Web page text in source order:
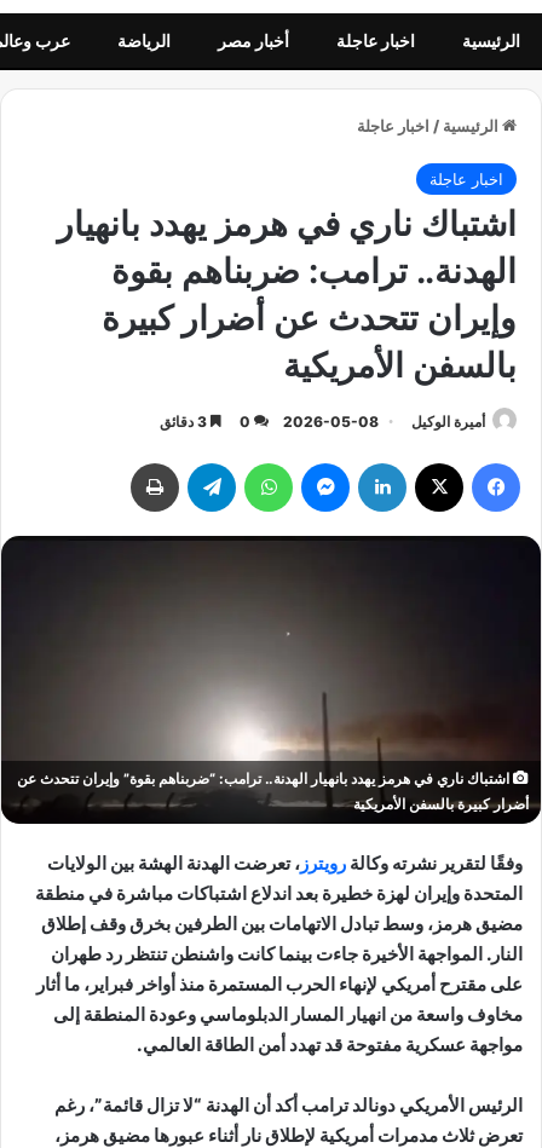
الرئيسية اخبار عاجلة أخبار مصر الرياضة عرب
الرئيسية / اخبار عاجلة
اخبار عاجلة
اشتباك ناري في هرمز يهدد بانهيار
الهدنة.. ترامب: ضربناهم بقوة
وإيران تتحدث عن أضرار كبيرة
بالسفن الأمريكية
أميرة الوكيل 2026-05-08
0
اشتباك ناري في هرمز يهدد بانهيار الهدنة.. ترامب: “ضربناهم بقوة” وإيران تتحدث عن
أضرار كبيرة بالسفن الأمريكية
وفقًا لتقرير نشرته وكالة رويترز ، تعرضت الهدنة الهشة بين الولايات
المتحدة وإيران لهزة خطيرة بعد اندلاع اشتباكات مباشرة في منطقة
مضيق هرمز، وسط تبادل الاتهامات بين الطرفين بخرق وقف إطلاق
النار. المواجهة الأخيرة جاءت بينما كانت واشنطن تنتظر رد طهران
على مقترح أمريكي لإنهاء الحرب المستمرة منذ أواخر فبراير، ما أثار
مخاوف واسعة من انهيار المسار الدبلوماسي وعودة المنطقة إلى
مواجهة عسكرية مفتوحة قد تهدد أمن الطاقة العالمي.
الرئيس الأمريكي دونالد ترامب أكد أن الهدنة “لا تزال قائمة”، رغم
تعرض ثلاث مدمرات أمريكية لإطلاق نار أثناء عبورها مضيق هرمز،